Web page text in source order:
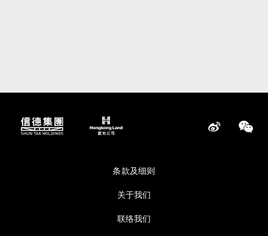
条款及细则
关于我们
联络我们